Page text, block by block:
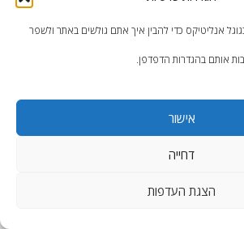
אנליטיקס כדי להבין איך אתם גולשים באתר ולשפר
אותם בהגדרות הדפדפן.
אישור
דחייה
הצגת העדפות
WordPress Theme: